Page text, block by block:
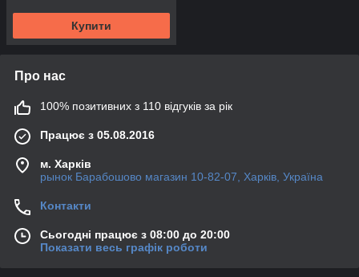
Купити
Про нас
100% позитивних з 110 відгуків за рік
Працює з 05.08.2016
м. Харків
рынок Барабошово магазин 10-82-07, Харків, Україна
Контакти
Сьогодні працює з 08:00 до 20:00
Показати весь графік роботи